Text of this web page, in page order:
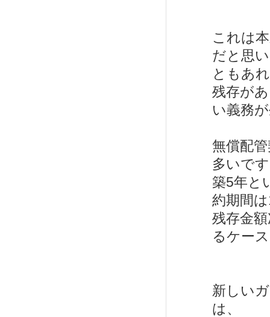
これは
だと思
ともあ
残存が
い義務
無償配
多いで
築5年と
約期間
残存金
るケー
新しい
は、